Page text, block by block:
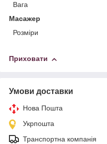
Вага
Масажер
Розміри
Приховати
Умови доставки
Нова Пошта
Укрпошта
Транспортна компанія